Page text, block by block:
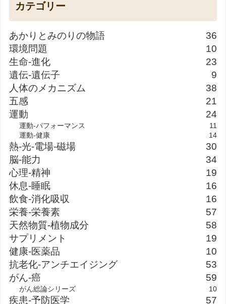
カテゴリー
あかりとみのりの物語
36
環境問題
10
生命-進化
23
遺伝-遺伝子
9
人体のメカニズム
38
五感
21
運動
24
運動-パフォーマンス
11
運動-健康
14
熱-光-電場-磁場
30
脳-能力
34
心理-精神
19
休息-睡眠
16
飲食-消化吸収
16
栄養-栄養素
57
天然物質-植物成分
58
サプリメント
19
健康-医薬品
10
抗老化-アンチエイジング
53
がん-癌
59
がん総論シリーズ 10
疾患-予防医学
57